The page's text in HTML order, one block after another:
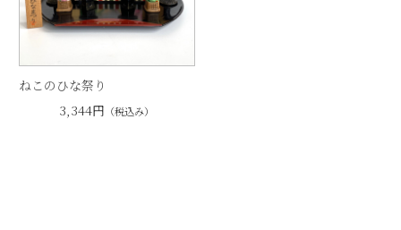
ねこのひな祭り
3,344円 （税込み）